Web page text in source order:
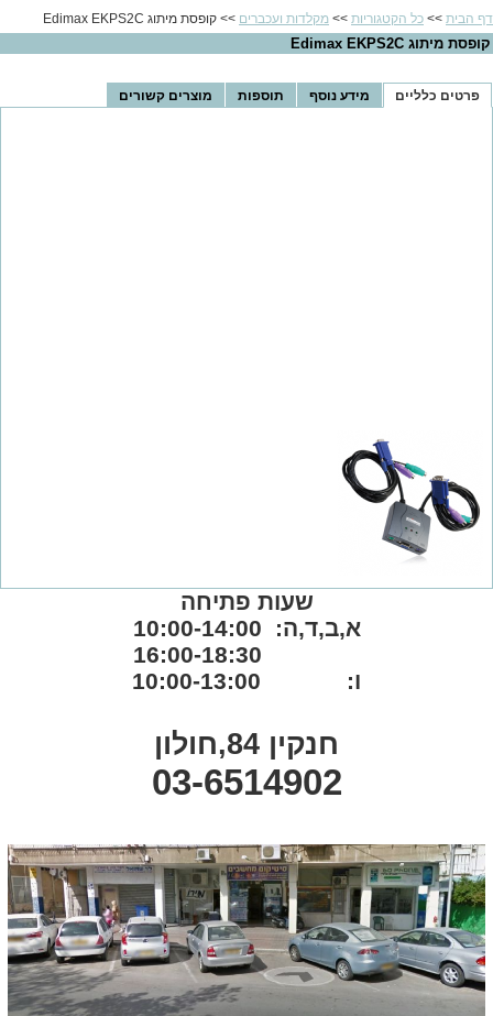
דף הבית >> כל הקטגוריות >> מקלדות ועכברים >> קופסת מיתוג Edimax EKPS2C
קופסת מיתוג Edimax EKPS2C
פרטים כלליים מידע נוסף תוספות מוצרים קשורים
שעות פתיחה
א,ב,ד,ה: 10:00-14:00
ו: 10:00-13:00
חנקין 84,חולון
03-6514902